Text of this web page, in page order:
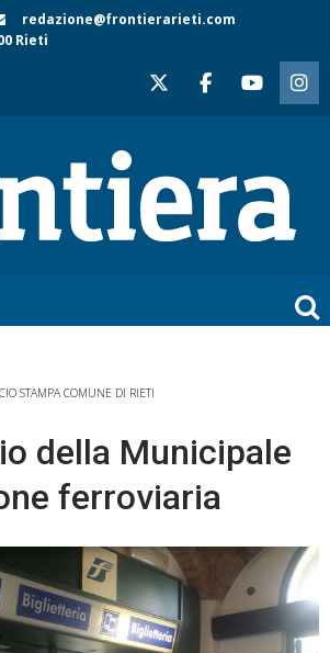
redazione@frontierarieti.com
Rieti
STAMPA COMUNE DI RIETI
della Municipale
ferroviaria